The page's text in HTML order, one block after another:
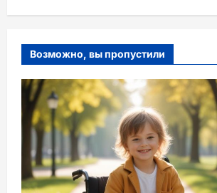
Возможно, вы пропустили